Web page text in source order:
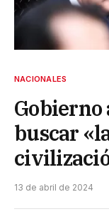
NACIONALES
Gobierno
buscar
13 de abril de 2024